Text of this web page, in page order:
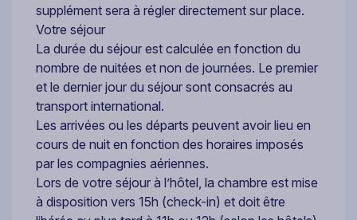
supplément sera à régler directement sur place.
Votre séjour
La durée du séjour est calculée en fonction du
nombre de nuitées et non de journées. Le premier
et le dernier jour du séjour sont consacrés au
transport international.
Les arrivées ou les départs peuvent avoir lieu en
cours de nuit en fonction des horaires imposés
par les compagnies aériennes.
Lors de votre séjour à l’hôtel, la chambre est mise
à disposition vers 15h (check-in) et doit être